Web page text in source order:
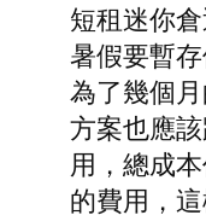
短租迷你
暑假要暫
為了幾個
方案也應
用，總成
的費用，